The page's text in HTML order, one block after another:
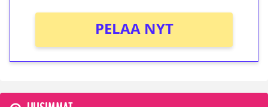
PELAA NYT